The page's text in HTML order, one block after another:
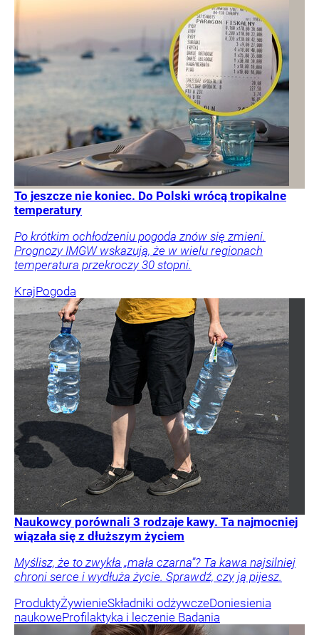
To jeszcze nie koniec. Do Polski wrócą tropikalne
temperatury
Po krótkim ochłodzeniu pogoda znów się zmieni.
Prognozy IMGW wskazują, że w wielu regionach
temperatura przekroczy 30 stopni.
KrajPogoda
Naukowcy porównali 3 rodzaje kawy. Ta najmocniej
wiązała się z dłuższym życiem
Myślisz, że to zwykła „mała czarna”? Ta kawa najsilniej
chroni serce i wydłuża życie. Sprawdź, czy ją pijesz.
ProduktyŻywienieSkładniki odżywczeDoniesienia
naukoweProfilaktyka i leczenie Badania